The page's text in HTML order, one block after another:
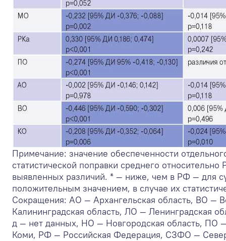
Примечание: значение обеспеченности
статистической поправки среднего
выявленных различий. * — ниже, чем в РФ — для
положительным значением, в случае их
Сокращения: АО — Архангельская область, ВО —
Калининградская область, ЛО — Ленинградская
д — нет данных, НО — Новгородская область, ПО
Коми, РФ — Российская Федерация, СЗФО —